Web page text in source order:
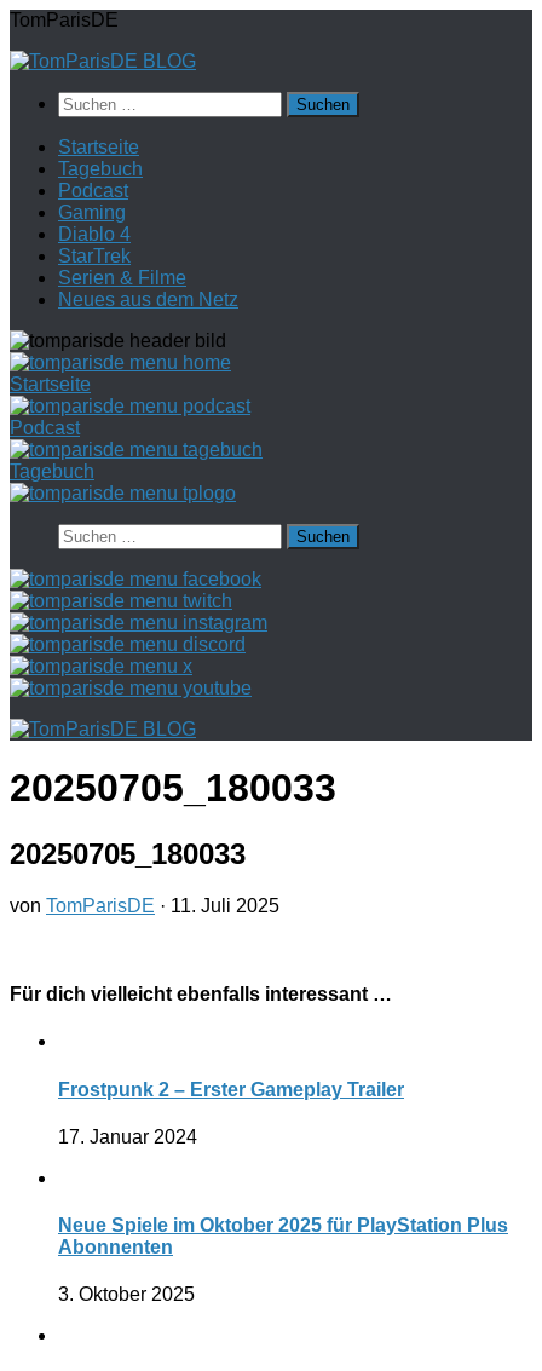
Zum
springen
TomParisDE
Suchen
nach:
Startseite
Tagebuch
Podcast
Gaming
Diablo 4
StarTrek
Serien & Filme
Neues aus dem Netz
Startseite
Podcast
Tagebuch
Suchen
nach:
20250705_180033
20250705_180033
von TomParisDE · 11. Juli 2025
Für dich vielleicht ebenfalls interessant …
Frostpunk 2 – Erster Gameplay Trailer
17. Januar 2024
Neue Spiele im Oktober 2025 für PlayStation Plus
Abonnenten
3. Oktober 2025